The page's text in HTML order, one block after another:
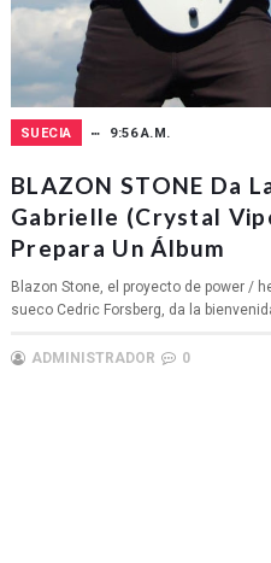
SUECIA 9:56 A.M.
BLAZON STONE Da
Gabrielle (Crystal
Prepara Un Álbum
Blazon Stone, el proyecto de power /
sueco Cedric Forsberg, da la
ADMINISTRADOR 0